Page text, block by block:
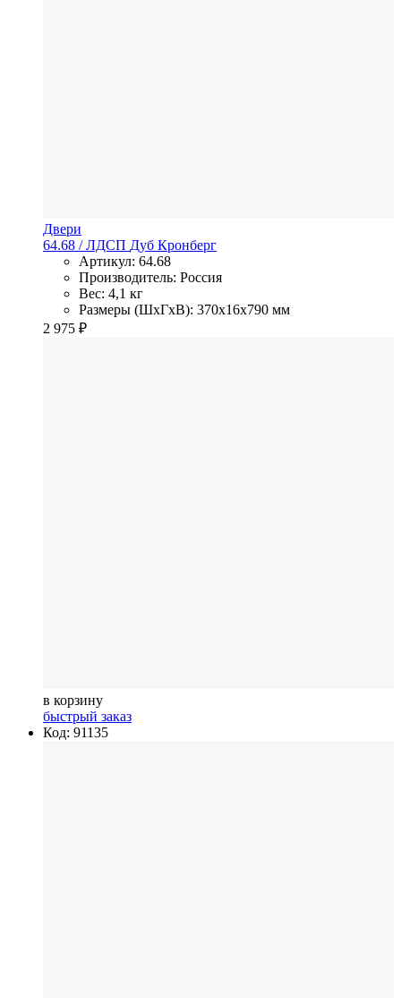
Двери
64.68 / ЛДСП Дуб Кронберг
Артикул: 64.68
Производитель: Россия
Вес: 4,1 кг
Размеры (ШхГхВ): 370x16x790 мм
2 975 ₽
в корзину
быстрый заказ
Код: 91135